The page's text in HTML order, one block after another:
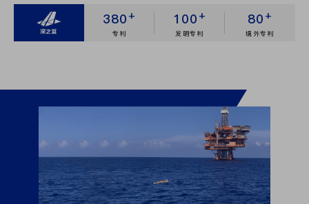
380+
专利
100+
发明专利
80+
境外专利